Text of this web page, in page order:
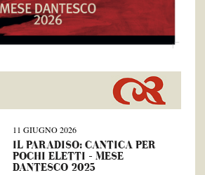
11 GIUGNO 2026
IL PARADISO: CANTICA PER
POCHI ELETTI – MESE
DANTESCO 2025